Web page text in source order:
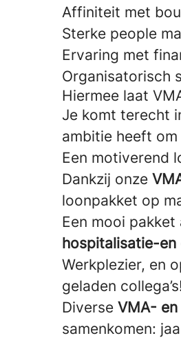
Affiniteit met
Sterke people
Ervaring met
Organisatorisch
Hiermee laat
Je komt terecht
ambitie heeft
Een motiverend
Dankzij onze
loonpakket op
Een mooi
hospitalisatie-
Werkplezier, en
geladen
Diverse VMA- en
samenkomen: